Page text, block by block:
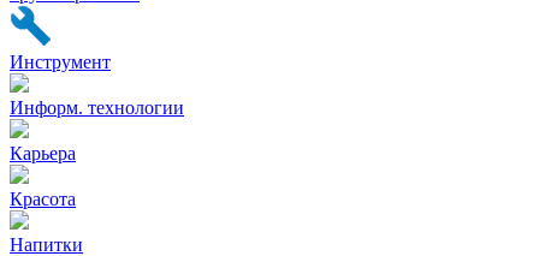
Инструмент
Информ. технологии
Карьера
Красота
Напитки